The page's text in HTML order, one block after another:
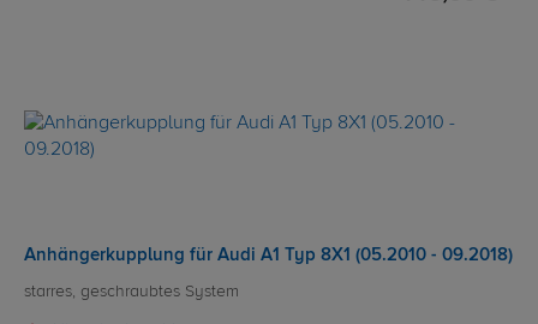
Anhängerkupplung für Audi A1 Typ 8X1 (05.2010 - 09.2018)
starres, geschraubtes System